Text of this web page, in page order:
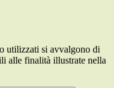
utilizzati si avvalgono di
alle finalità illustrate nella